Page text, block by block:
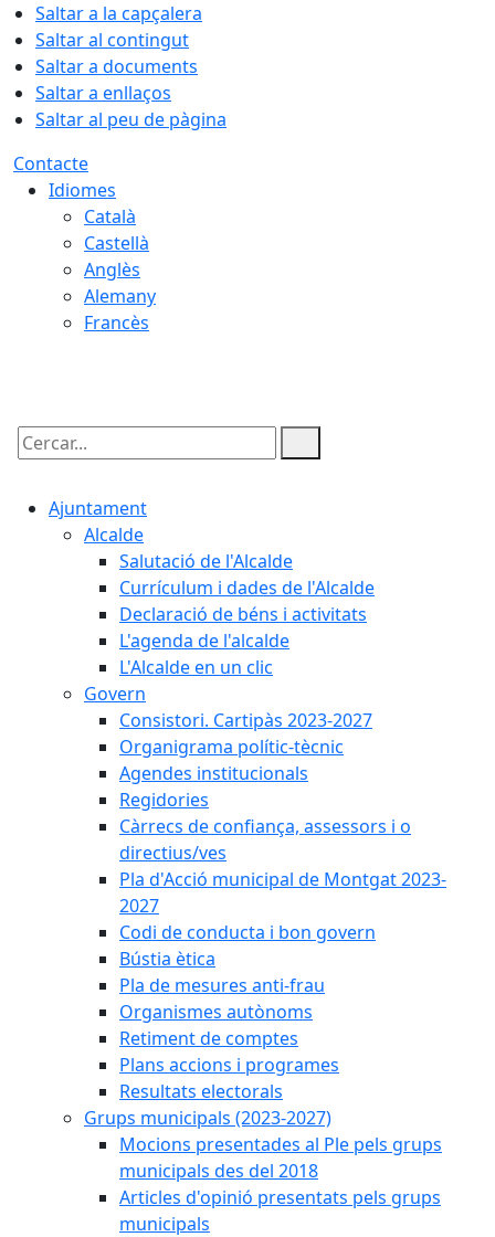
Saltar a la capçalera
Saltar al contingut
Saltar a documents
Saltar a enllaços
Saltar al peu de pàgina
Contacte
Idiomes
Català
Castellà
Anglès
Alemany
Francès
Cercar:
Ajuntament
Alcalde
Salutació de l'Alcalde
Currículum i dades de l'Alcalde
Declaració de béns i activitats
L'agenda de l'alcalde
L'Alcalde en un clic
Govern
Consistori. Cartipàs 2023-2027
Organigrama polític-tècnic
Agendes institucionals
Regidories
Càrrecs de confiança, assessors i o
directius/ves
Pla d'Acció municipal de Montgat 2023-
2027
Codi de conducta i bon govern
Bústia ètica
Pla de mesures anti-frau
Organismes autònoms
Retiment de comptes
Plans accions i programes
Resultats electorals
Grups municipals (2023-2027)
Mocions presentades al Ple pels grups
municipals des del 2018
Articles d'opinió presentats pels grups
municipals